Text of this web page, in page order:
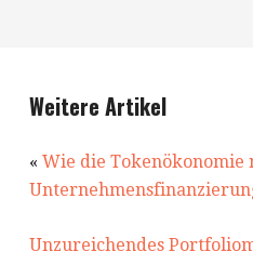
Weitere Artikel
« Wie die Tokenökonomie
Unzureichendes